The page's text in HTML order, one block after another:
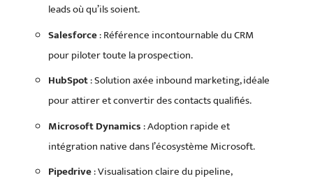
leads où qu’ils soient.
Salesforce: Référence incontournable du CRM
pour piloter toute la prospection.
HubSpot: Solution axée inbound marketing, idéale
pour attirer et convertir des contacts qualifiés.
Microsoft Dynamics: Adoption rapide et
intégration native dans l’écosystème Microsoft.
Pipedrive: Visualisation claire du pipeline,